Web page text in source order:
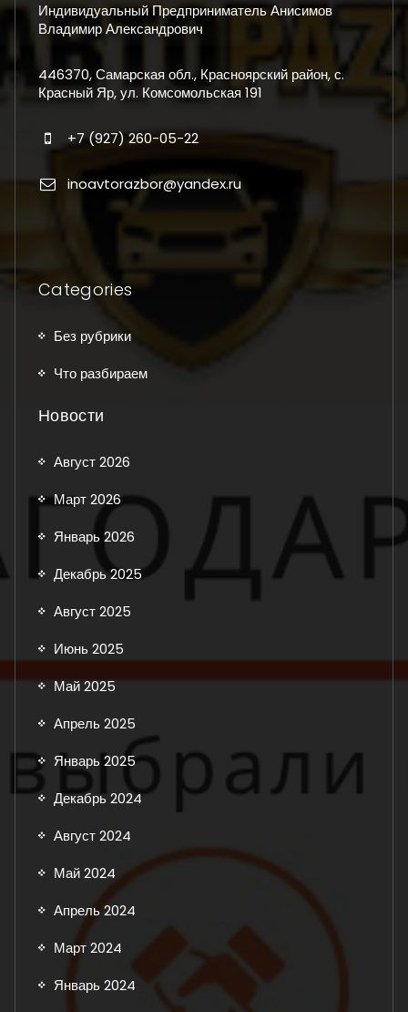
Индивидуальный Предприниматель Анисимов
Владимир Александрович
446370, Самарская обл., Красноярский район, с.
Красный Яр, ул. Комсомольская 191
+7 (927) 260-05-22
inoavtorazbor@yandex.ru
Categories
Без рубрики
Что разбираем
Новости
Август 2026
Март 2026
Январь 2026
Декабрь 2025
Август 2025
Июнь 2025
Май 2025
Апрель 2025
Январь 2025
Декабрь 2024
Август 2024
Май 2024
Апрель 2024
Март 2024
Январь 2024